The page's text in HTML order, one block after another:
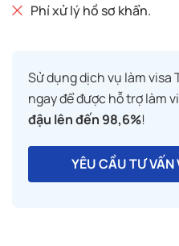
Phí xử lý hồ sơ khẩn.
Sử dụng dịch vụ làm visa
ngay để được hỗ trợ làm
đậu lên đến 98,6%!
YÊU CẦU TƯ VẤN